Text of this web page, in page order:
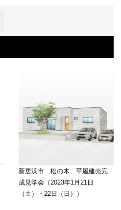
新居浜市 松の木 平屋建売完
成見学会（2023年1月21日
（土）・22日（日））